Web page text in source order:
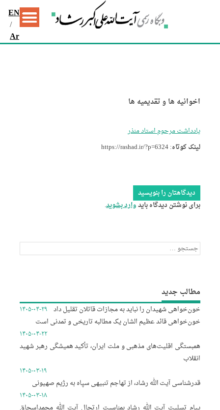
EN
/
Ar
اخوانیه ها و تقدیمیه ها
یادداشت مرحوم استاد منذر
لینک کوتاه:https://rashad.ir/?p=6324
دیدگاهتان را بنویسید
برای نوشتن دیدگاه بایدوارد بشوید.
جستجو
برای:
مطالب جدید
خون‌خواهی شهیدان را نباید به مجازات قاتلان تقلیل داد ۱۴۰۵-۰۴-۲۹
خون‌خواهی قائد عظیم الشان یک مطالبه تاریخی و تمدنی است
۱۴۰۵-۰۴-۲۲
همبستگی اقلیت‌های مذهبی و ملت ایران، تأکید همیشگی رهبر شهید
انقلاب
۱۴۰۵-۰۳-۱۹
قدرشناسی آیت الله رشاد، از تهاجم تنبیهی سپاه به رژیم صهیونی
۱۴۰۵-۰۳-۱۸